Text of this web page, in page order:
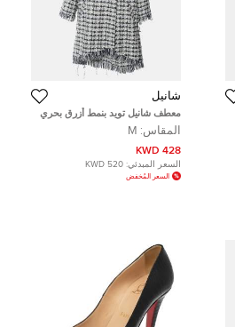
شانيل
معطف شانيل تويد بنمط أزرق بحري
متعرج بشراشيب كبير ( ميديوم )
المقاس: M
428 KWD
السعر المبدئي: 520 KWD
السعر المُخفض